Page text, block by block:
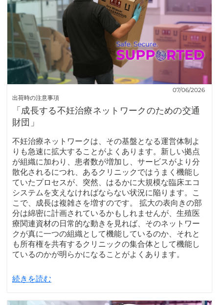
出荷時の注意事項
07/06/2026
「成長する不妊治療ネットワークのための交通
財団」
不妊治療ネットワークは、その基盤となる運営体制よ
りも急速に拡大することがよくあります。新しい拠点
が組織に加わり、患者数が増加し、サービスがより分
散化されるにつれ、あるクリニックではうまく機能し
ていたプロセスが、突然、はるかに大規模な臨床エコ
システムを支えなければならない状況に陥ります。こ
こで、成長は複雑さを増すのです。 拡大の表向きの部
分は綿密に計画されているかもしれませんが、生殖医
療関連資材の日常的な動きを見れば、そのネットワー
クが真に一つの組織として機能しているのか、それと
も所有権を共有するクリニックの集合体として機能し
ているのかが明らかになることがよくあります。
続きを読む